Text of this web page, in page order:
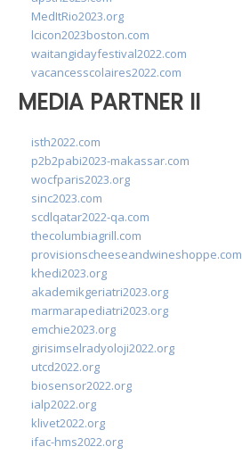
MedItRio2023.org
lcicon2023boston.com
waitangidayfestival2022.com
vacancesscolaires2022.com
MEDIA PARTNER II
isth2022.com
p2b2pabi2023-makassar.com
wocfparis2023.org
sinc2023.com
scdlqatar2022-qa.com
thecolumbiagrill.com
provisionscheeseandwineshoppe.com
khedi2023.org
akademikgeriatri2023.org
marmarapediatri2023.org
emchie2023.org
girisimselradyoloji2022.org
utcd2022.org
biosensor2022.org
ialp2022.org
klivet2022.org
ifac-hms2022.org